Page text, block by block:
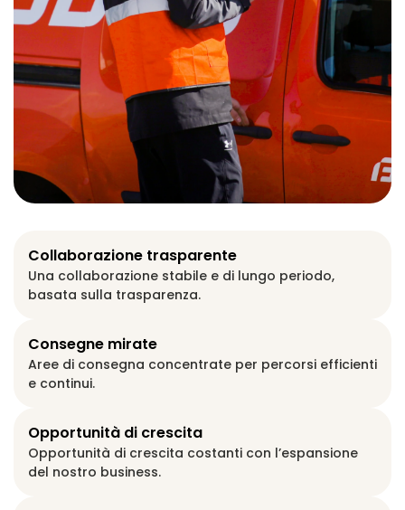
Collaborazione trasparente
Una collaborazione stabile e di lungo periodo,
basata sulla trasparenza.
Consegne mirate
Aree di consegna concentrate per percorsi efficienti
e continui.
Opportunità di crescita
Opportunità di crescita costanti con l’espansione
del nostro business.